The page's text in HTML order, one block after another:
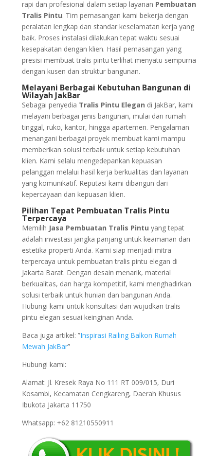
rapi dan profesional dalam setiap layanan Pembuatan
Tralis Pintu. Tim pemasangan kami bekerja dengan
peralatan lengkap dan standar keselamatan kerja yang
baik. Proses instalasi dilakukan tepat waktu sesuai
kesepakatan dengan klien. Hasil pemasangan yang
presisi membuat tralis pintu terlihat menyatu sempurna
dengan kusen dan struktur bangunan.
Melayani Berbagai Kebutuhan Bangunan di
Wilayah JakBar
Sebagai penyedia Tralis Pintu Elegan di JakBar, kami
melayani berbagai jenis bangunan, mulai dari rumah
tinggal, ruko, kantor, hingga apartemen. Pengalaman
menangani berbagai proyek membuat kami mampu
memberikan solusi terbaik untuk setiap kebutuhan
klien. Kami selalu mengedepankan kepuasan
pelanggan melalui hasil kerja berkualitas dan layanan
yang komunikatif. Reputasi kami dibangun dari
kepercayaan dan kepuasan klien.
Pilihan Tepat Pembuatan Tralis Pintu
Terpercaya
Memilih Jasa Pembuatan Tralis Pintu yang tepat
adalah investasi jangka panjang untuk keamanan dan
estetika properti Anda. Kami siap menjadi mitra
terpercaya untuk pembuatan tralis pintu elegan di
Jakarta Barat. Dengan desain menarik, material
berkualitas, dan harga kompetitif, kami menghadirkan
solusi terbaik untuk hunian dan bangunan Anda.
Hubungi kami untuk konsultasi dan wujudkan tralis
pintu elegan sesuai keinginan Anda.
Baca juga artikel: ”Inspirasi Railing Balkon Rumah
Mewah JakBar”
Hubungi kami:
Alamat: Jl. Kresek Raya No 111 RT 009/015, Duri
Kosambi, Kecamatan Cengkareng, Daerah Khusus
Ibukota Jakarta 11750
Whatsapp: +62 81210550911